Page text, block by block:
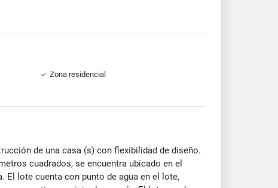
Zona residencial
de una casa (s) con flexibilidad de diseño.
cuadrados, se encuentra ubicado en el
El lote cuenta con punto de agua en el lote,